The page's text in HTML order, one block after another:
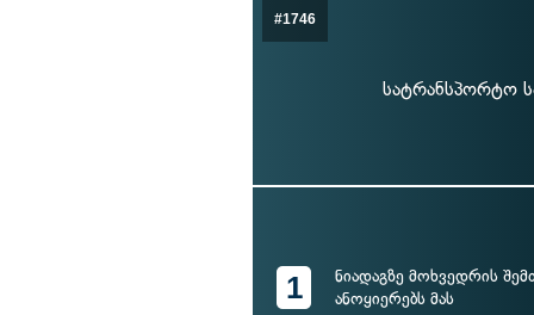
#1746
სატრანსპორტო
1
ნიადაგზე მოხვედრის
ანოყიერებს მას